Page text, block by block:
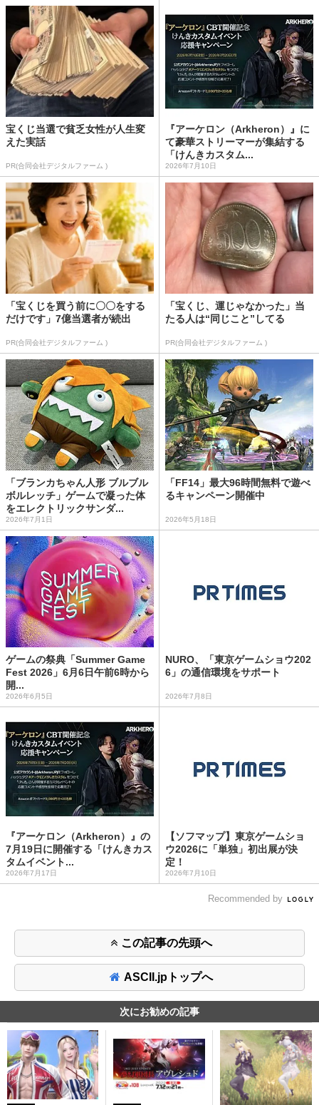
宝くじ当選で貧乏女性が人生変
えた実話
PR(合同会社デジタルファーム )
『アーケロン（Arkheron）』に
て豪華ストリーマーが集結する
「けんきカスタム...
2026年7月10日
「宝くじを買う前に〇〇をする
だけです」7億当選者が続出
PR(合同会社デジタルファーム )
「宝くじ、運じゃなかった」当
たる人は“同じこと”してる
PR(合同会社デジタルファーム )
「ブランカちゃん人形 ブルブル
ボルレッチ」ゲームで凝った体
をエレクトリックサンダ...
2026年7月1日
「FF14」最大96時間無料で遊べ
るキャンペーン開催中
2026年5月18日
ゲームの祭典「Summer Game
Fest 2026」6月6日午前6時から
開...
2026年6月5日
NURO、「東京ゲームショウ202
6」の通信環境をサポート
2026年7月8日
『アーケロン（Arkheron）』の
7月19日に開催する「けんきカス
タムイベント...
2026年7月17日
【ソフマップ】東京ゲームショ
ウ2026に「単独」初出展が決
定！
2026年7月10日
Recommended by
この記事の先頭へ
ASCII.jpトップへ
次にお勧めの記事